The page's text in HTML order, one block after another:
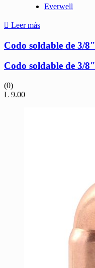
Everwell
Leer más
Codo soldable de 3/8″
Codo soldable de 3/8″
(0)
L 9.00